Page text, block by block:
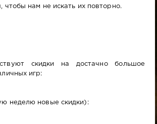
чтобы нам не искать их повторно.
скидки на достачно большое
игр:
неделю новые скидки):